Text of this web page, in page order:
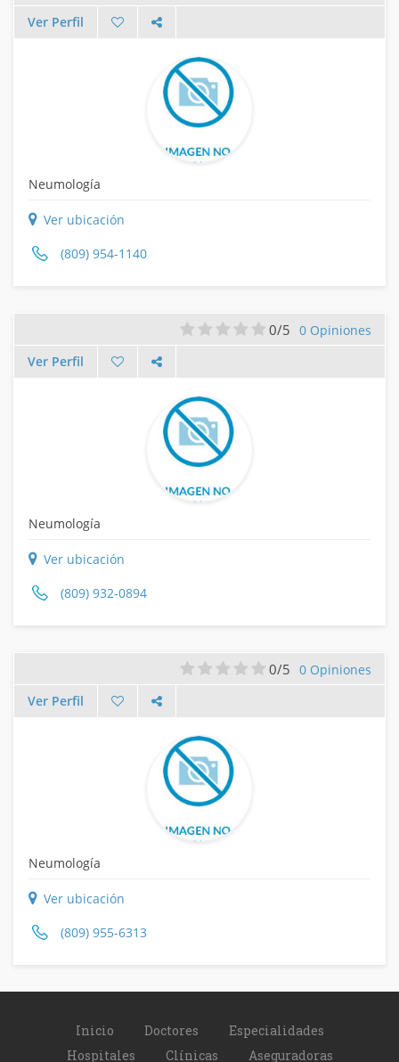
Ver Perfil
Neumología
Ver ubicación
(809) 954-1140
0/5 0 Opiniones
Ver Perfil
Neumología
Ver ubicación
(809) 932-0894
0/5 0 Opiniones
Ver Perfil
Neumología
Ver ubicación
(809) 955-6313
Inicio Doctores
Especialidades
Hospitales
Clínicas Aseguradoras